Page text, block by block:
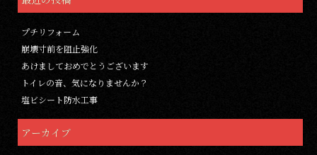
プチリフォーム
崩壊寸前を阻止強化
あけましておめでとうございます
トイレの音、気になりませんか？
塩ビシート防水工事
アーカイブ